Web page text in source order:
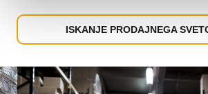
ISKANJE PRODAJNEGA